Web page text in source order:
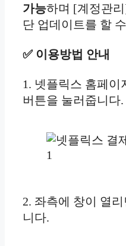
가능하며 [계정관
단 업데이트를 할
✅ 이용방법 안내
1. 넷플릭스 홈페이
버튼을 눌러줍니다.
2. 좌측에 창이 열
니다.